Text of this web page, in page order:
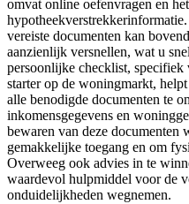
omvat online oefenvragen en
vereiste documenten kan
aanzienlijk versnellen, wat u
persoonlijke checklist,
starter op de woningmarkt,
alle benodigde documenten te
inkomensgegevens en
bewaren van deze documenten
gemakkelijke toegang en om
Overweeg ook advies in te
waardevol hulpmiddel voor de
onduidelijkheden wegnemen.